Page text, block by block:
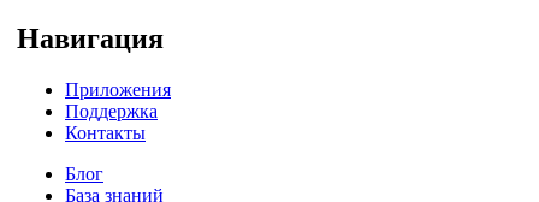
Навигация
Приложения
Поддержка
Контакты
Блог
База знаний